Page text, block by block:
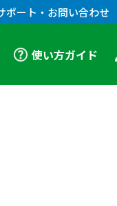
ポート・お問い合わせ
使い方ガイド